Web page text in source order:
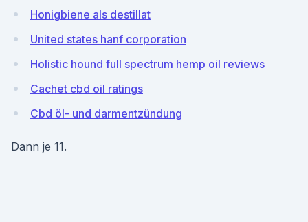
Honigbiene als destillat
United states hanf corporation
Holistic hound full spectrum hemp oil reviews
Cachet cbd oil ratings
Cbd öl- und darmentzündung
Dann je 11.